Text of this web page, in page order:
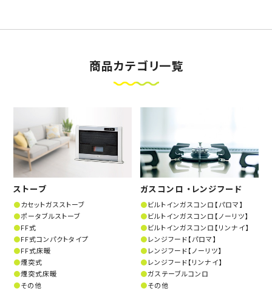
商品カテゴリ一覧
ストーブ
カセットガスストーブ
ポータブルストーブ
FF式
FF式コンパクトタイプ
FF式床暖
煙突式
煙突式床暖
その他
ガスコンロ ・レンジフード
ビルトインガスコンロ【パロマ】
ビルトインガスコンロ【ノーリツ】
ビルトインガスコンロ【リンナイ】
レンジフード【パロマ】
レンジフード【ノーリツ】
レンジフード【リンナイ】
ガステーブルコンロ
その他